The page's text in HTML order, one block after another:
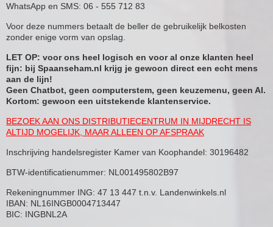
WhatsApp en SMS: 06 - 555 712 83
Voor deze nummers betaalt de beller de gebruikelijk belkosten
zonder enige vorm van opslag.
LET OP: voor ons heel logisch en voor al onze klanten heel
fijn: bij Spaanseham.nl krijg je gewoon direct een echt mens
aan de lijn!
Geen Chatbot, geen computerstem, geen keuzemenu, geen AI.
Kortom: gewoon een uitstekende klantenservice.
BEZOEK AAN ONS DISTRIBUTIECENTRUM IN MIJDRECHT IS
ALTIJD MOGELIJK, MAAR ALLEEN OP AFSPRAAK
Inschrijving handelsregister Kamer van Koophandel: 30196482
BTW-identificatienummer: NL001495802B97
Rekeningnummer ING: 47 13 447 t.n.v. Landenwinkels.nl
IBAN: NL16INGB0004713447
BIC: INGBNL2A